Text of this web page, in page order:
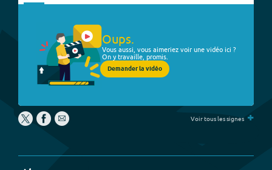
Oups.
Vous aussi, vous aimeriez voir une vidéo ici ?
On y travaille, promis.
Demander la vidéo
Voir tous les signes +